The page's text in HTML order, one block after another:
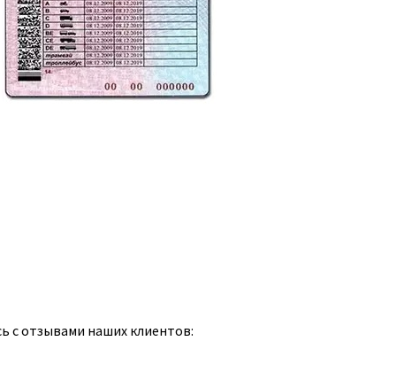
с отзывами наших клиентов: